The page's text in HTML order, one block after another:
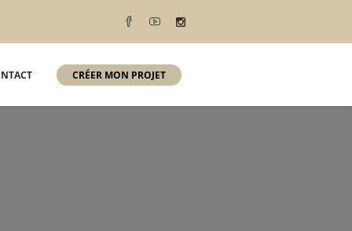
CRÉER MON PROJET